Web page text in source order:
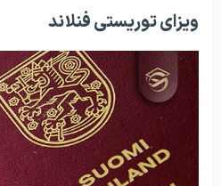
ویزای توریستی فنلاند